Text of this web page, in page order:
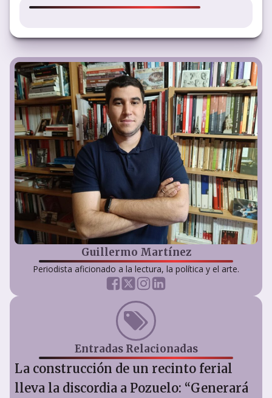
Guillermo Martínez
Periodista aficionado a la lectura, la política y el arte.
Entradas Relacionadas
La construcción de un recinto ferial
lleva la discordia a Pozuelo: “Generará